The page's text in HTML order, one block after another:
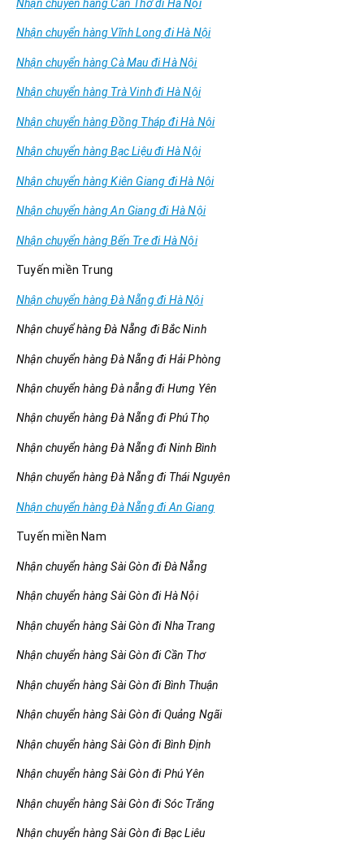
Nhận chuyển hàng Cần Thơ đi Hà Nội
Nhận chuyển hàng Vĩnh Long đi Hà Nội
Nhận chuyển hàng Cà Mau đi Hà Nội
Nhận chuyển hàng Trà Vinh đi Hà Nội
Nhận chuyển hàng Đồng Tháp đi Hà Nội
Nhận chuyển hàng Bạc Liệu đi Hà Nội
Nhận chuyển hàng Kiên Giang đi Hà Nội
Nhận chuyển hàng An Giang đi Hà Nội
Nhận chuyển hàng Bến Tre đi Hà Nội
Tuyến miền Trung
Nhận chuyển hàng Đà Nẵng đi Hà Nội
Nhận chuyể hàng Đà Nẵng đi Bắc Ninh
Nhận chuyển hàng Đà Nẵng đi Hải Phòng
Nhận chuyển hàng Đà nẵng đi Hưng Yên
Nhận chuyển hàng Đà Nẵng đi Phú Thọ
Nhận chuyển hàng Đà Nẵng đi Ninh Bình
Nhận chuyển hàng Đà Nẵng đi Thái Nguyên
Nhận chuyển hàng Đà Nẵng đi An Giang
Tuyến miền Nam
Nhận chuyển hàng Sài Gòn đi Đà Nẵng
Nhận chuyển hàng Sài Gòn đi Hà Nội
Nhận chuyển hàng Sài Gòn đi Nha Trang
Nhận chuyển hàng Sài Gòn đi Cần Thơ
Nhận chuyển hàng Sài Gòn đi Bình Thuận
Nhận chuyển hàng Sài Gòn đi Quảng Ngãi
Nhận chuyển hàng Sài Gòn đi Bình Định
Nhận chuyển hàng Sài Gòn đi Phú Yên
Nhận chuyển hàng Sài Gòn đi Sóc Trăng
Nhận chuyển hàng Sài Gòn đi Bạc Liêu